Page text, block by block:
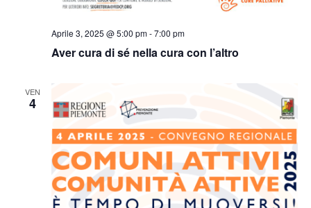
Aver cura di sé nella cura con l’altro
Aprile 3, 2025 @ 5:00 pm-7:00 pm
VEN
4